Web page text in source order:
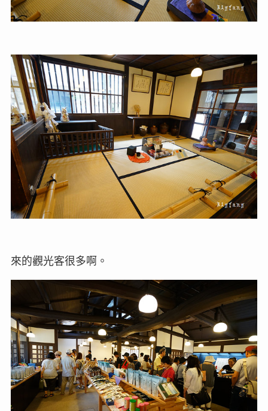
來的觀光客很多啊。